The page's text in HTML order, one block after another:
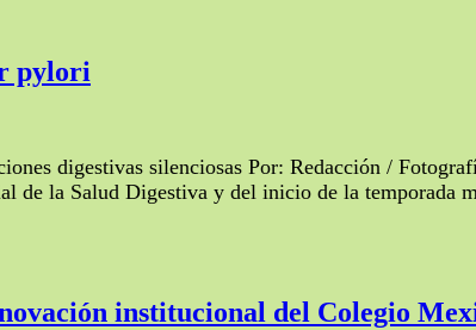
pylori
digestivas silenciosas Por: Redacción /
de la Salud Digestiva y del inicio de la temporada
institucional del Colegio